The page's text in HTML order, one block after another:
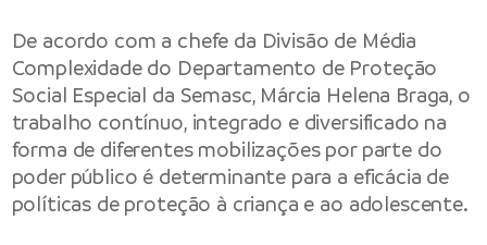
De acordo com a chefe da Divisão de Média
Complexidade do Departamento de Proteção
Social Especial da Semasc, Márcia Helena Braga, o
trabalho contínuo, integrado e diversificado na
forma de diferentes mobilizações por parte do
poder público é determinante para a eficácia de
políticas de proteção à criança e ao adolescente.